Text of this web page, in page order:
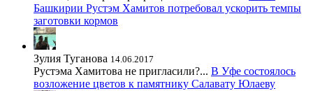
Башкирии Рустэм Хамитов потребовал ускорить темпы
заготовки кормов
Зулия Туганова 14.06.2017
Рустэма Хамитова не пригласили?... В Уфе состоялось
возложение цветов к памятнику Салавату Юлаеву